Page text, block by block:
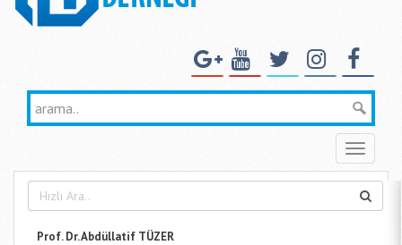
Toggle
Prof. Dr. Abdüllatif TÜZER